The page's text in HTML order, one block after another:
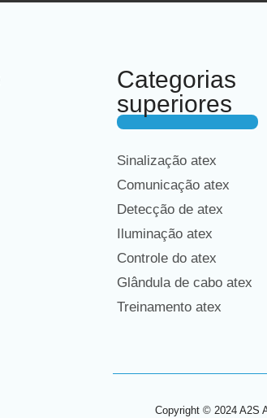
Categorias
superiores
Sinalização atex
Comunicação atex
Detecção de atex
Iluminação atex
Controle do atex
Glândula de cabo atex
Treinamento atex
Copyright © 2024 A2S